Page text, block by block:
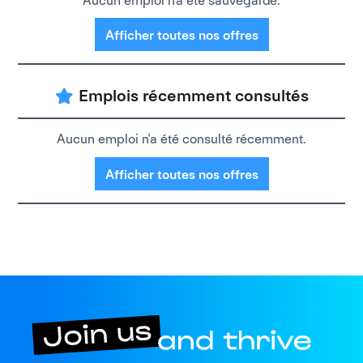
Afficher toutes nos offres
Emplois récemment consultés
Aucun emploi n'a été consulté récemment.
Afficher toutes nos offres